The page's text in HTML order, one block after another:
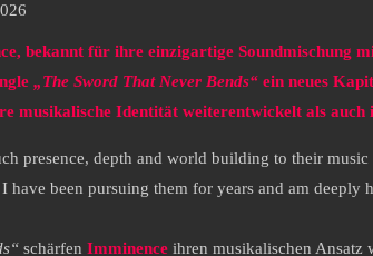
bekannt für ihre einzigartige
„The Sword That Never Bends“ ein neues
musikalische Identität weiterentwickelt als
presence, depth and world building to their
been pursuing them for years and am deeply
schärfen Imminence ihren musikalischen Ansatz